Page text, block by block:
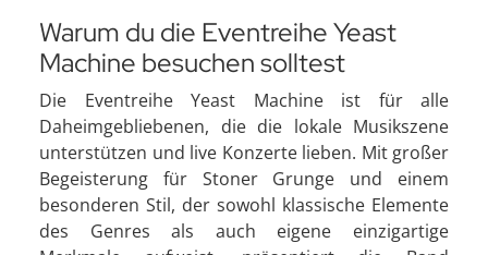
Warum du die Eventreihe Yeast
Machine besuchen solltest
Die Eventreihe Yeast Machine ist für alle
Daheimgebliebenen, die die lokale Musikszene
unterstützen und live Konzerte lieben. Mit großer
Begeisterung für Stoner Grunge und einem
besonderen Stil, der sowohl klassische Elemente
des Genres als auch eigene einzigartige